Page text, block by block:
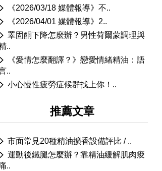
《2026/03/18 媒體報導》不..
《2026/04/01 媒體報導》2..
睪固酮下降怎麼辦？男性荷爾蒙調理與
..
《愛情怎麼翻譯？》戀愛情緒精油：語
..
小心慢性疲勞症候群找上你！..
推薦文章
市面常見20種精油擴香設備評比 / ..
運動後鐵腿怎麼辦？靠精油緩解肌肉痠
..